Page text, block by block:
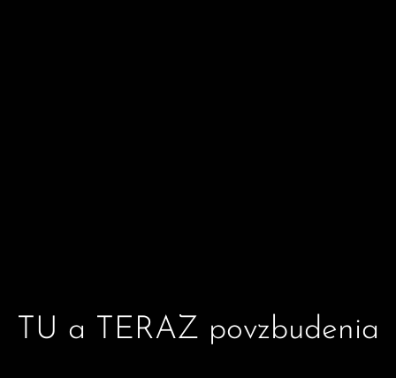
TU a TERAZ povzbudenia